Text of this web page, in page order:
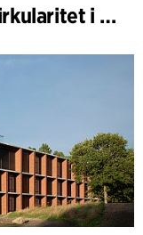
MIX: När tradition möter cirkularitet i arkitekturen